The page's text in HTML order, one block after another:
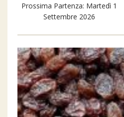
Prossima Partenza: Martedì 1
Settembre 2026